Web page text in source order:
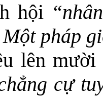
hội
pháp
lên
cự